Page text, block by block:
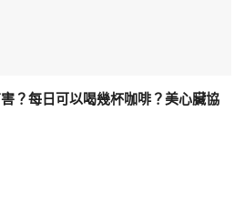
？每日可以喝幾杯咖啡？美心臟協